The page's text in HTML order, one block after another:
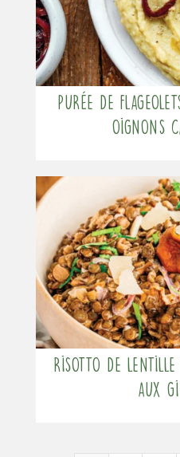
Purée de
oignons
Risotto de Lentille
aux